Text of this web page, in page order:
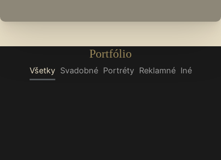
Portfólio
Všetky Svadobné Portréty Reklamné Iné